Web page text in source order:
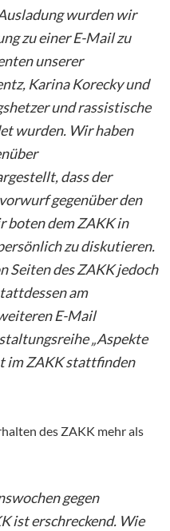
wurden wir
zu einer E-Mail zu
unserer
Karina Korecky und
und rassistische
wurden. Wir haben
dass der
gegenüber den
boten dem ZAKK in
zu diskutieren.
Seiten des ZAKK jedoch
am
E-Mail
„Aspekte
im ZAKK stattfinden
des ZAKK mehr als
gegen
ist erschreckend. Wie